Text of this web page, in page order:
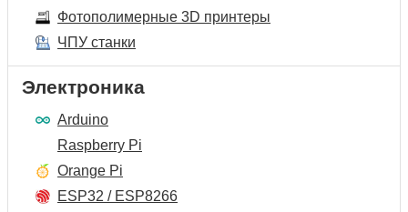
Фотополимерные 3D принтеры
ЧПУ станки
Электроника
Arduino
Raspberry Pi
Orange Pi
ESP32 / ESP8266